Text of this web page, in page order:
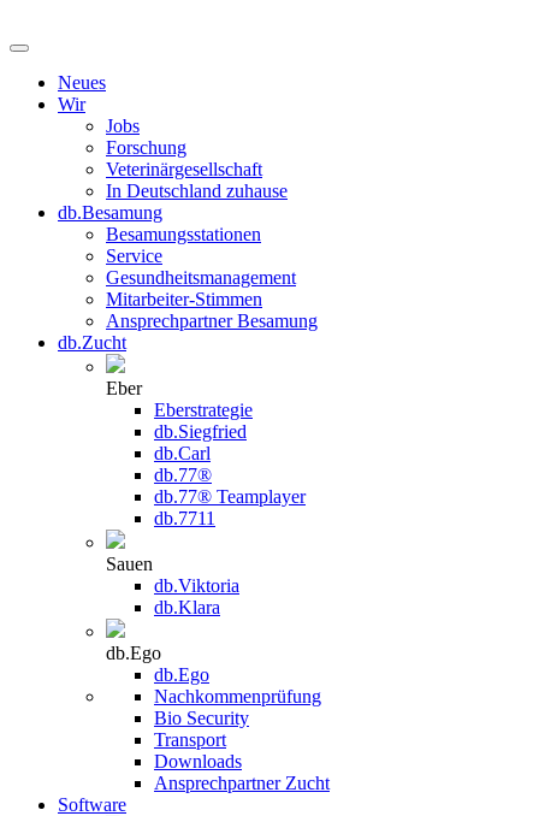
Neues
Wir
Jobs
Forschung
Veterinärgesellschaft
In Deutschland zuhause
db.Besamung
Besamungsstationen
Service
Gesundheitsmanagement
Mitarbeiter-Stimmen
Ansprechpartner Besamung
db.Zucht
Eber
Eberstrategie
db.Siegfried
db.Carl
db.77®
db.77® Teamplayer
db.7711
Sauen
db.Viktoria
db.Klara
db.Ego
db.Ego
Nachkommenprüfung
Bio Security
Transport
Downloads
Ansprechpartner Zucht
Software